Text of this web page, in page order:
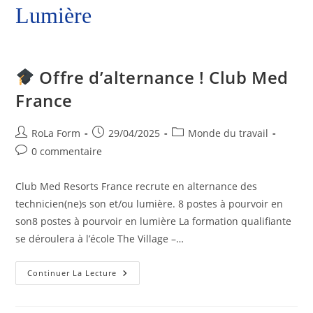
Lumière
Offre d’alternance ! Club Med
France
RoLa Form 29/04/2025
Monde du travail
0 commentaire
Club Med Resorts France recrute en alternance des
technicien(ne)s son et/ou lumière. 8 postes à pourvoir en
son8 postes à pourvoir en lumière La formation qualifiante
se déroulera à l’école The Village –…
Continuer La Lecture